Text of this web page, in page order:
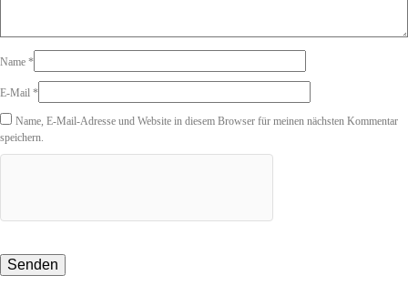
Name *
E-Mail *
Name, E-Mail-Adresse und Website in diesem Browser für meinen nächsten Kommentar
speichern.